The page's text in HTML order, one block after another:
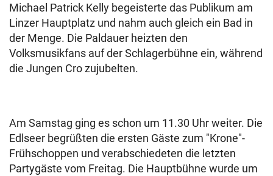
Michael Patrick Kelly begeisterte das Publikum am
Linzer Hauptplatz und nahm auch gleich ein Bad in
der Menge. Die Paldauer heizten den
Volksmusikfans auf der Schlagerbühne ein, während
die Jungen Cro zujubelten.
Am Samstag ging es schon um 11.30 Uhr weiter. Die
Edlseer begrüßten die ersten Gäste zum "Krone"-
Frühschoppen und verabschiedeten die letzten
Partygäste vom Freitag. Die Hauptbühne wurde um